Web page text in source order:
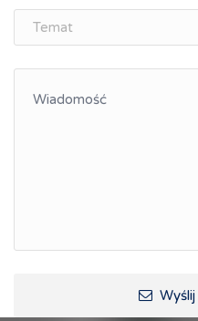
ŚLĄSK.ONLINE
Integracja